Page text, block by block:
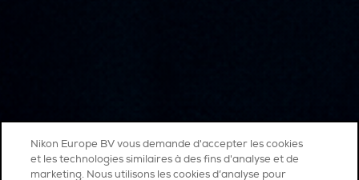
Nikon Europe BV vous demande d'accepter les cookies
et les technologies similaires à des fins d'analyse et de
marketing. Nous utilisons les cookies d’analyse pour